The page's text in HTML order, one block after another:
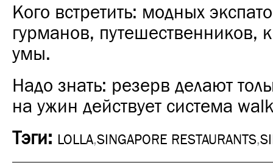
Кого встретить: модных
гурманов, путешественников,
умы.
Надо знать: резерв делают
на ужин действует система
Тэги: LOLLA,SINGAPORE RESTAURANTS,